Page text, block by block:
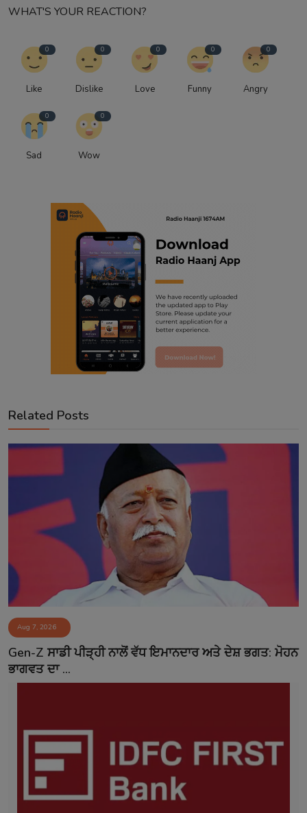
WHAT'S YOUR REACTION?
0
Like
0
Dislike
0
Love
0
Funny
0
Angry
0
Sad
0
Wow
Related Posts
Aug 7, 2026
Gen-Z ਸਾਡੀ ਪੀੜ੍ਹੀ ਨਾਲੋਂ ਵੱਧ ਇਮਾਨਦਾਰ ਅਤੇ ਦੇਸ਼ ਭਗਤ: ਮੋਹਨ
ਭਾਗਵਤ ਦਾ ...